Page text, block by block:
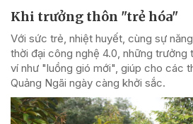
Khi trưởng thôn "trẻ hóa"
Với sức trẻ, nhiệt huyết, cùng sự
thời đại công nghệ 4.0, những trưởng
ví như "luồng gió mới", giúp cho các
Quảng Ngãi ngày càng khởi sắc.